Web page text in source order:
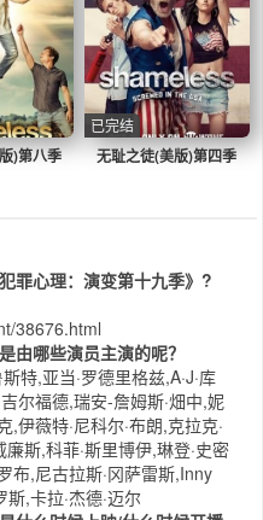
)第八季 无耻之徒(美版)第四季
已完结
罪心理：演变第十九季》?
38676.html
由哪些演员主演的呢？
特,亚当·罗德里格兹,A·J·库
尔福德,瑞安-詹姆斯·畑中,妮
,伊薇特·尼科尔·布朗,克拉克·
斯,科菲·斯里博伊,琳登·史密
布,尼古拉斯·冈萨雷斯,Inny
,卡拉·杰德·迈尔